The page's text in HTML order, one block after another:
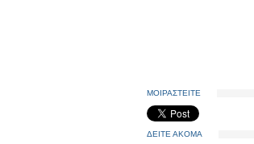
ΜΟΙΡΑΣΤΕΙΤΕ
ΔΕΙΤΕ ΑΚΟΜΑ